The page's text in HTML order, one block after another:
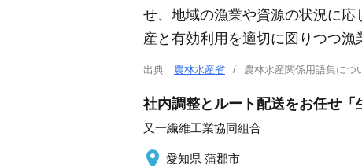
せ、地域の漁業や資源の状況に
産と有効利用を適切に図りつつ漁
出典 農林水産省 農林水産関係用語集に
社内調整とルート配送をお任せ
又一繊維工業協同組合
愛知県 蒲郡市